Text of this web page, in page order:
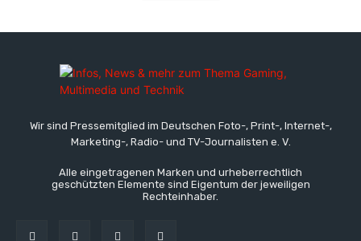
Wir sind Pressemitglied im Deutschen Foto-, Print-, Internet-,
Marketing-, Radio- und TV-Journalisten e. V.
Alle eingetragenen Marken und urheberrechtlich
geschützten Elemente sind Eigentum der jeweiligen
Rechteinhaber.